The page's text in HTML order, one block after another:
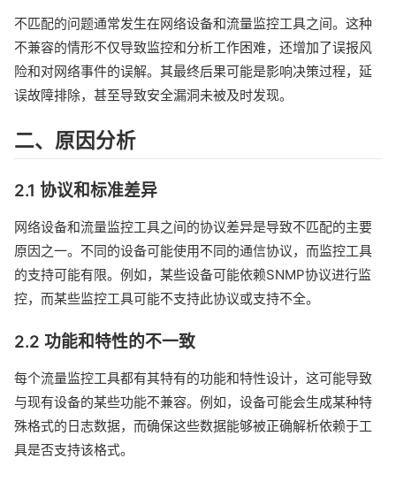
不匹配的问题通常发生在网络设备和流量监控工具之间。这种
不兼容的情形不仅导致监控和分析工作困难，还增加了误报风
险和对网络事件的误解。其最终后果可能是影响决策过程，延
误故障排除，甚至导致安全漏洞未被及时发现。
二、原因分析
2.1 协议和标准差异
网络设备和流量监控工具之间的协议差异是导致不匹配的主要
原因之一。不同的设备可能使用不同的通信协议，而监控工具
的支持可能有限。例如，某些设备可能依赖SNMP协议进行监
控，而某些监控工具可能不支持此协议或支持不全。
2.2 功能和特性的不一致
每个流量监控工具都有其特有的功能和特性设计，这可能导致
与现有设备的某些功能不兼容。例如，设备可能会生成某种特
殊格式的日志数据，而确保这些数据能够被正确解析依赖于工
具是否支持该格式。